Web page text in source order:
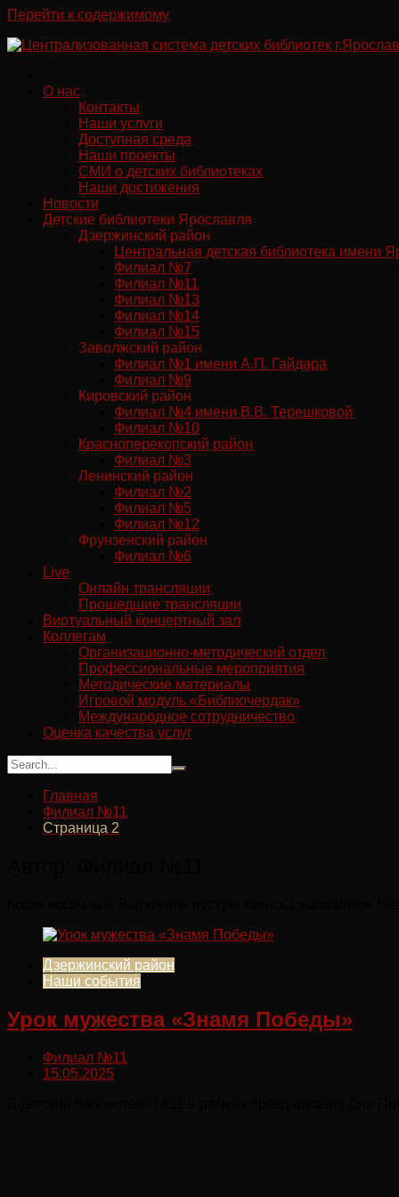
Перейти к содержимому
О нас
Контакты
Наши услуги
Доступная среда
Наши проекты
СМИ о детских библиотеках
Наши достижения
Новости
Детские библиотеки Ярославля
Дзержинский район
Центральная детская библиотека имени
Филиал №7
Филиал №11
Филиал №13
Филиал №14
Филиал №15
Заволжский район
Филиал №1 имени А.П. Гайдара
Филиал №9
Кировский район
Филиал №4 имени В.В. Терешковой
Филиал №10
Красноперекопский район
Филиал №3
Ленинский район
Филиал №2
Филиал №5
Филиал №12
Фрунзенский район
Филиал №6
Live
Онлайн трансляции
Прошедшие трансляции
Виртуальный концертный зал
Коллегам
Организационно-методический отдел
Профессиональные мероприятия
Методические материалы
Игровой модуль «Библиочердак»
Международное сотрудничество
Оценка качества услуг
Главная
Филиал №11
Страница 2
Дзержинский район
Наши события
Урок мужества «Знамя Победы»
Филиал №11
15.05.2025